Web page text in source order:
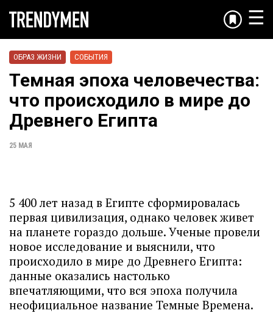
☰
ОБРАЗ ЖИЗНИ СОБЫТИЯ
Темная эпоха человечества:
что происходило в мире до
Древнего Египта
25 МАЯ
5 400 лет назад в Египте сформировалась
первая цивилизация, однако человек живет
на планете гораздо дольше. Ученые провели
новое исследование и выяснили, что
происходило в мире до Древнего Египта:
данные оказались настолько
впечатляющими, что вся эпоха получила
неофициальное название Темные Времена.